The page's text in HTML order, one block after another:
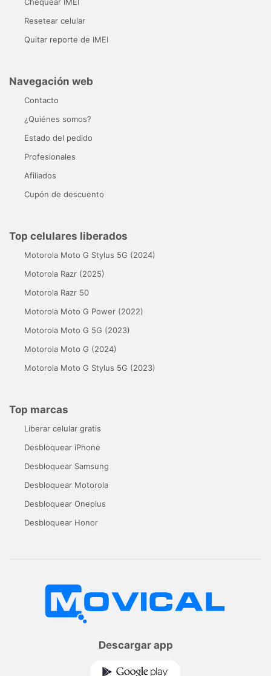
Resetear celular
Quitar reporte de IMEI
Navegación web
Contacto
¿Quiénes somos?
Estado del pedido
Profesionales
Afiliados
Cupón de descuento
Top celulares liberados
Motorola Moto G Stylus 5G (2024)
Motorola Razr (2025)
Motorola Razr 50
Motorola Moto G Power (2022)
Motorola Moto G 5G (2023)
Motorola Moto G (2024)
Motorola Moto G Stylus 5G (2023)
Top marcas
Liberar celular gratis
Desbloquear iPhone
Desbloquear Samsung
Desbloquear Motorola
Desbloquear Oneplus
Desbloquear Honor
Descargar app